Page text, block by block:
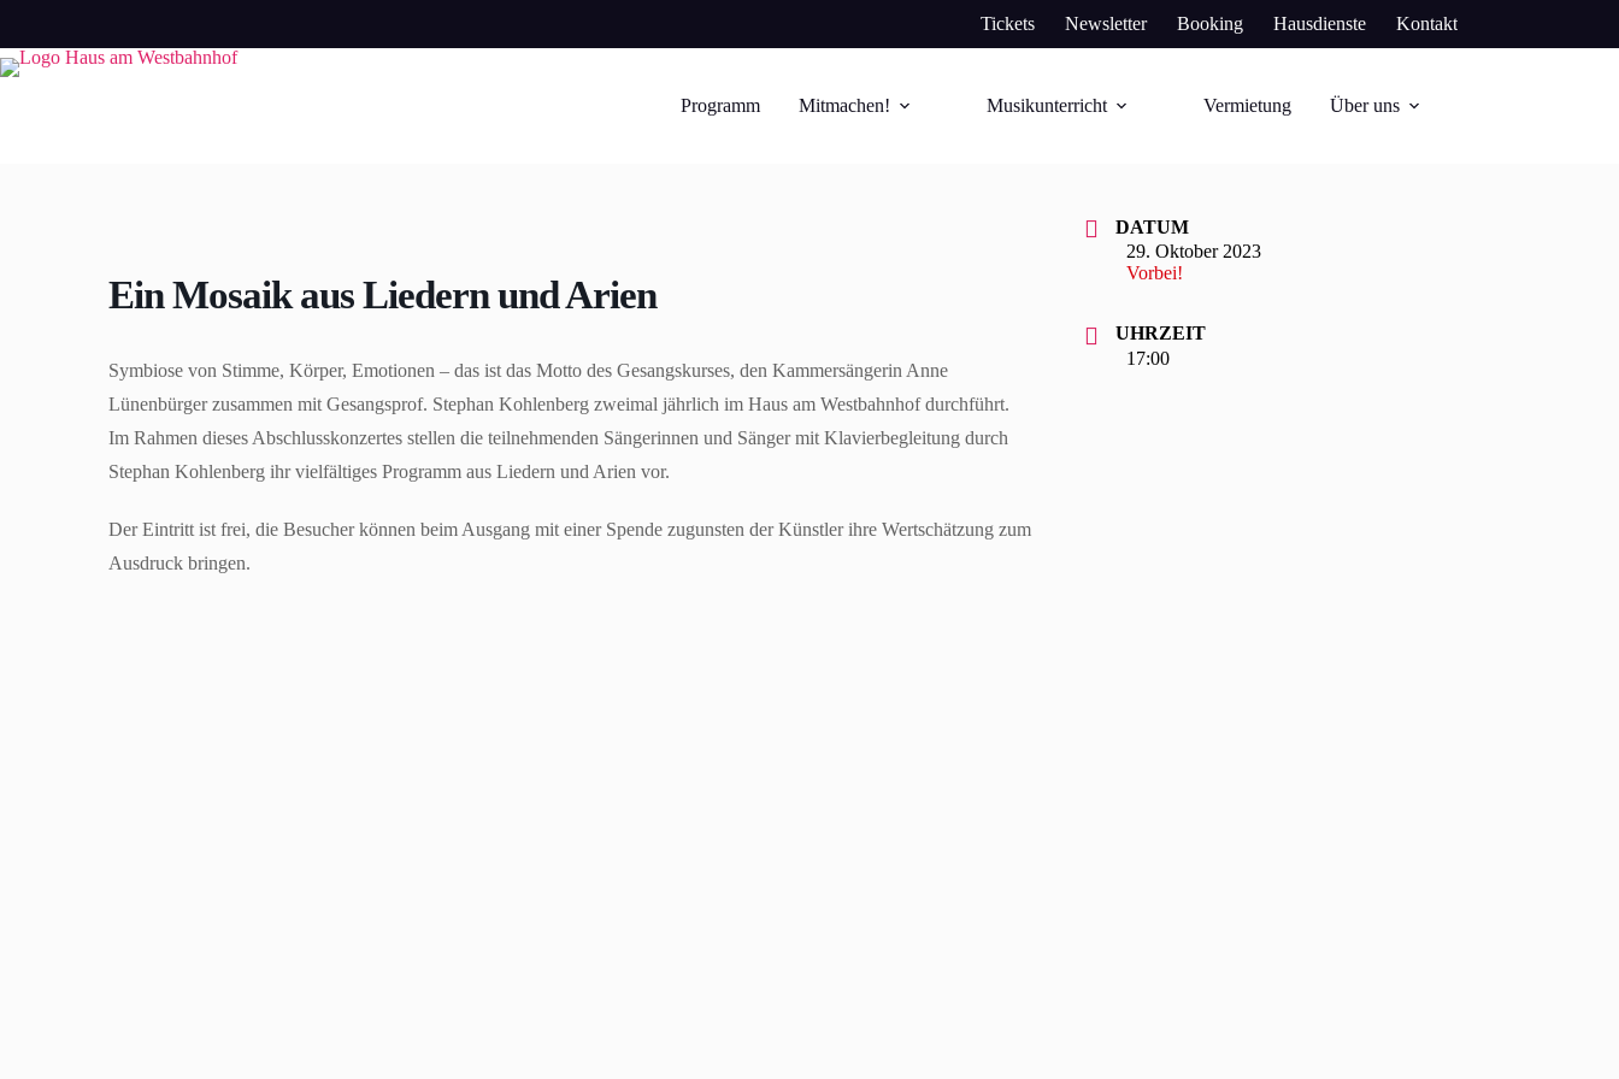
springen
Tickets Newsletter Booking Hausdienste Kontakt
Programm Mitmachen! Musikunterricht Vermietung Über uns
Ein Mosaik aus Liedern und Arien
Symbiose von Stimme, Körper, Emotionen – das ist das Motto des Gesangskurses, den Kammersängerin Anne
Lünenbürger zusammen mit Gesangsprof. Stephan Kohlenberg zweimal jährlich im Haus am Westbahnhof durchführt.
Im Rahmen dieses Abschlusskonzertes stellen die teilnehmenden Sängerinnen und Sänger mit Klavierbegleitung durch
Stephan Kohlenberg ihr vielfältiges Programm aus Liedern und Arien vor.
Der Eintritt ist frei, die Besucher können beim Ausgang mit einer Spende zugunsten der Künstler ihre Wertschätzung zum
Ausdruck bringen.
DATUM
29. Oktober 2023
Vorbei!
UHRZEIT
17:00